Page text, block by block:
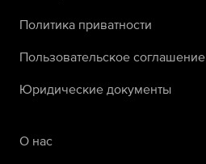
Политика приватности
Пользовательское соглашение
Юридические документы
О нас